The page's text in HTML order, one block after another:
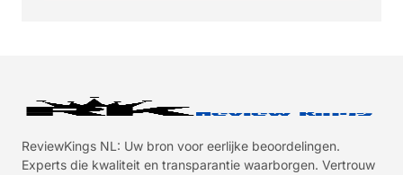
ReviewKings NL: Uw bron voor eerlijke beoordelingen.
Experts die kwaliteit en transparantie waarborgen. Vertrouw